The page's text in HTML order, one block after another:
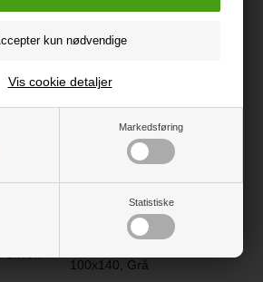
Markedsføring
Statistiske
Vis cookie detaljer
Oliven
Markland Junior sengetøj
100x140, Grå